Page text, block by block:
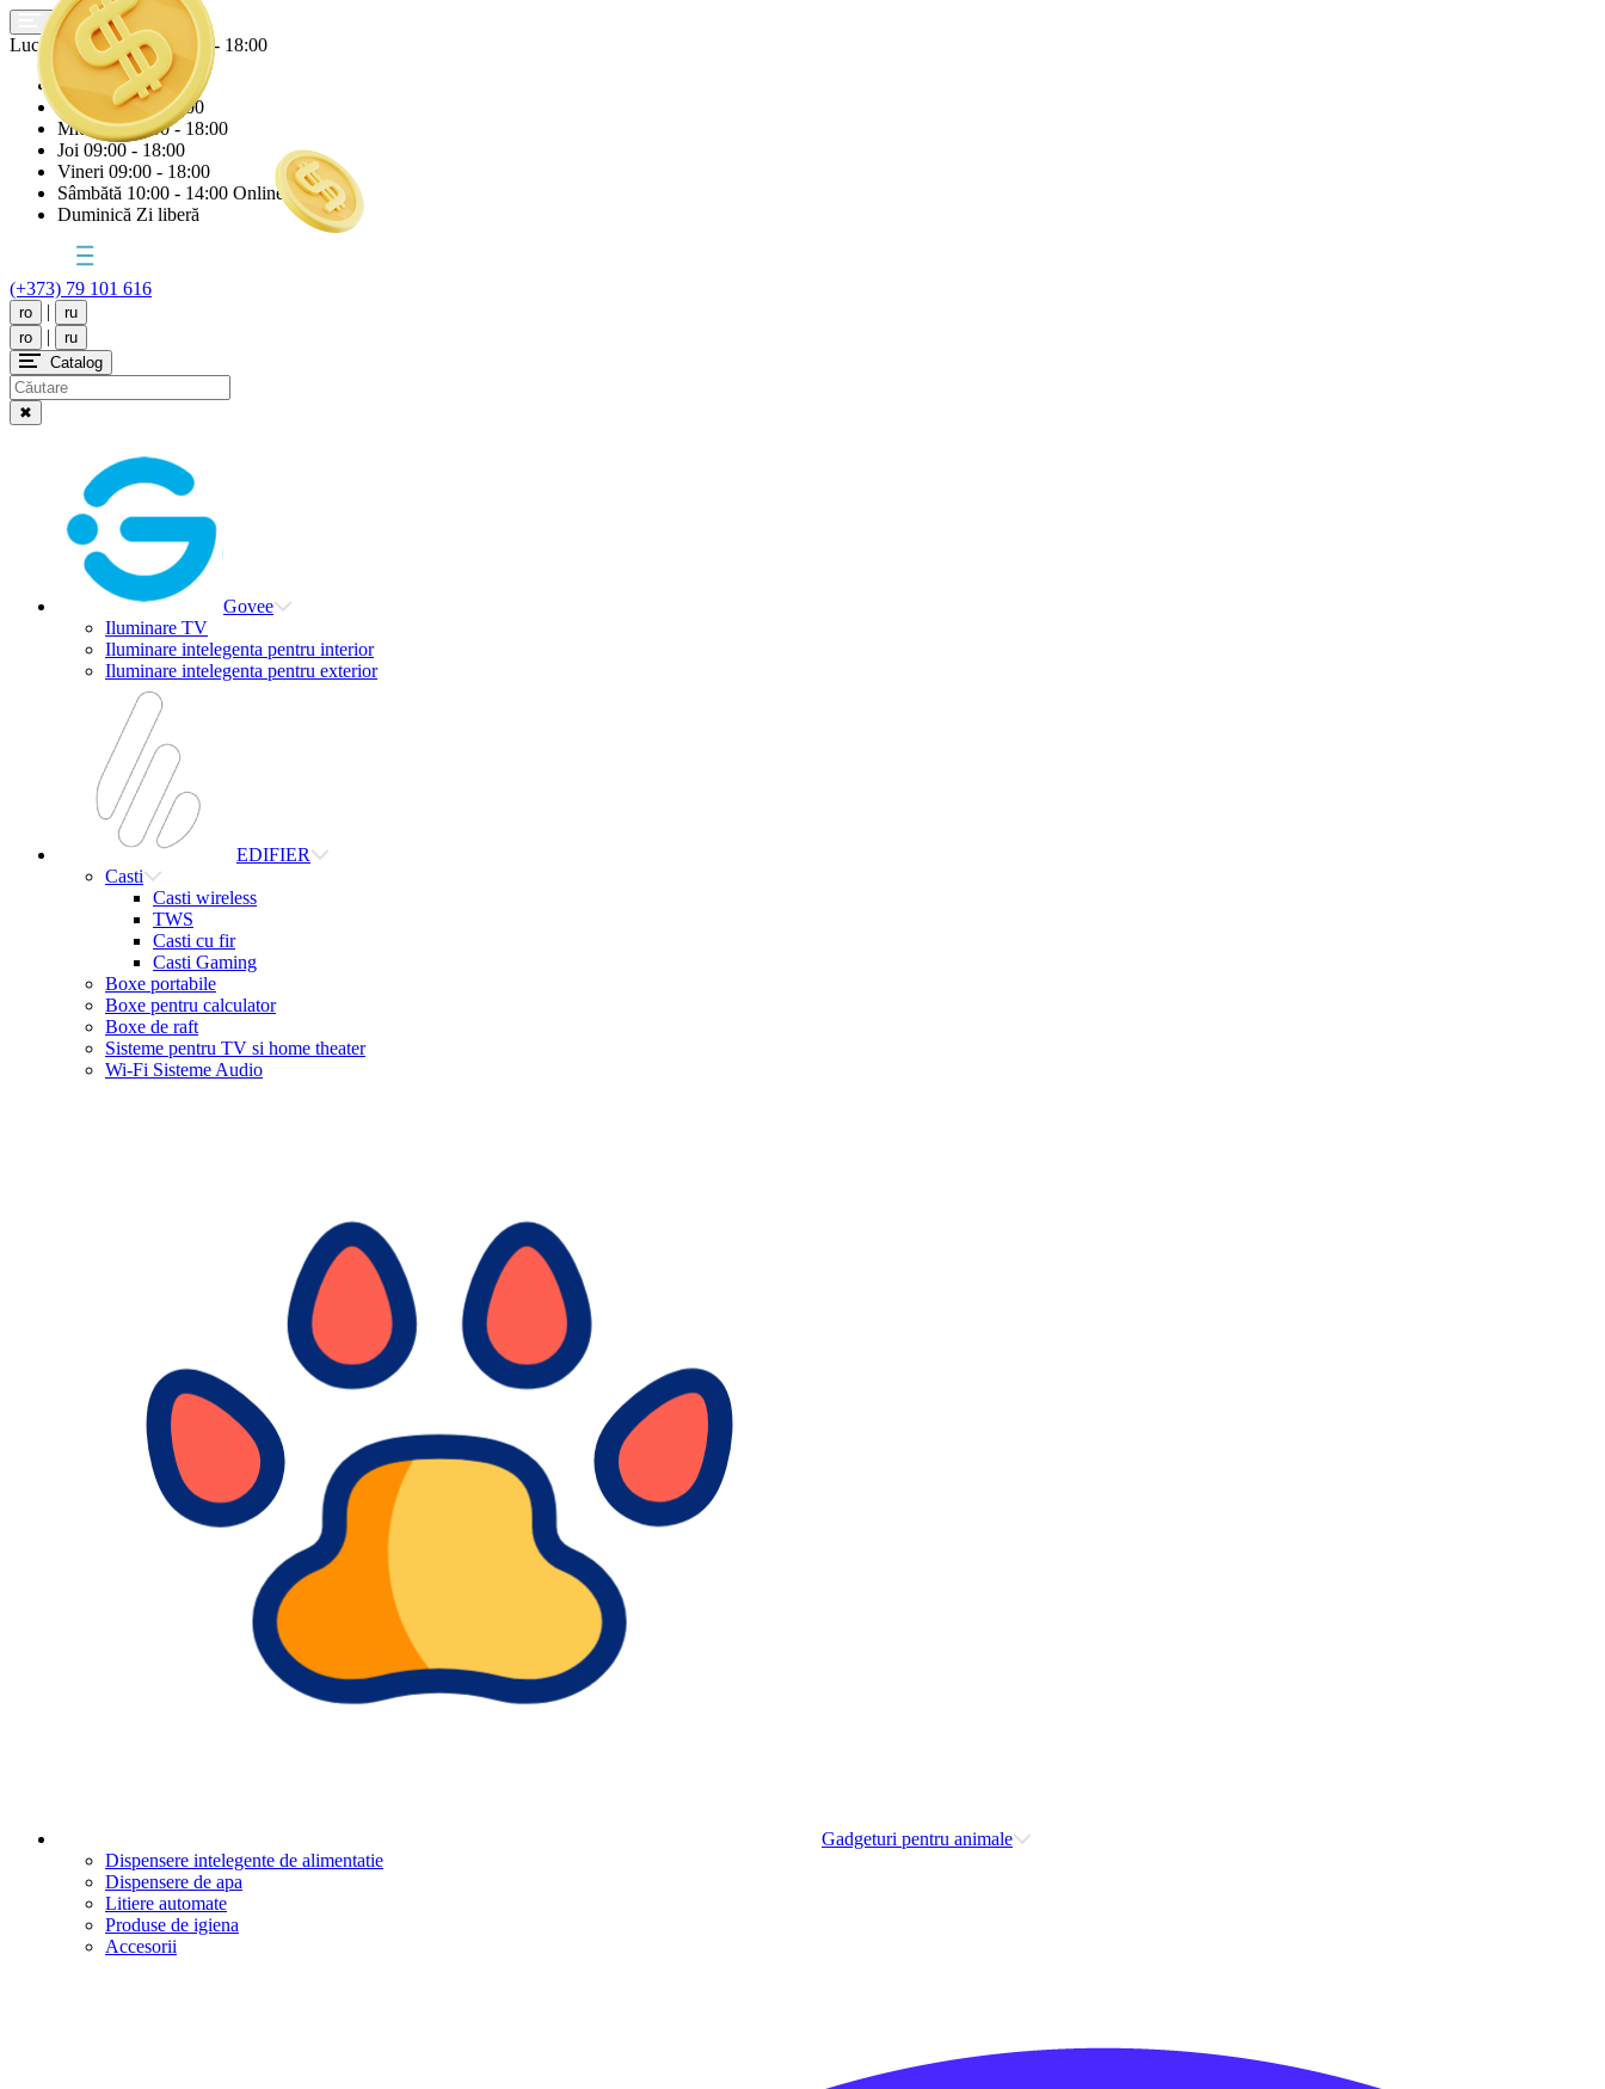
Lucrăm astăziVineri 09:00 - 18:00
Luni
09:00 - 18:00
Marți
09:00 - 18:00
Miercuri09:00 - 18:00
Joi 09:00 - 18:00
Vineri 09:00 - 18:00
Sâmbătă 10:00 - 14:00 Online
Duminică Zi liberă
(+373) 79 101 616
ro |
ru
ro
|
ru
Catalog
✖
Govee
Iluminare TV
Iluminare intelegenta pentru interior
Iluminare intelegenta pentru exterior
EDIFIER
Casti
Casti wireless
TWS
Casti cu fir
Casti Gaming
Boxe portabile
Boxe pentru calculator
Boxe de raft
Sisteme pentru TV si home theater
Wi-Fi Sisteme Audio
Gadgeturi pentru animale
Dispensere intelegente de alimentatie
Dispensere de apa
Litiere automate
Produse de igiena
Accesorii